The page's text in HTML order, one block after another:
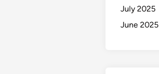
July 2025
June 2025